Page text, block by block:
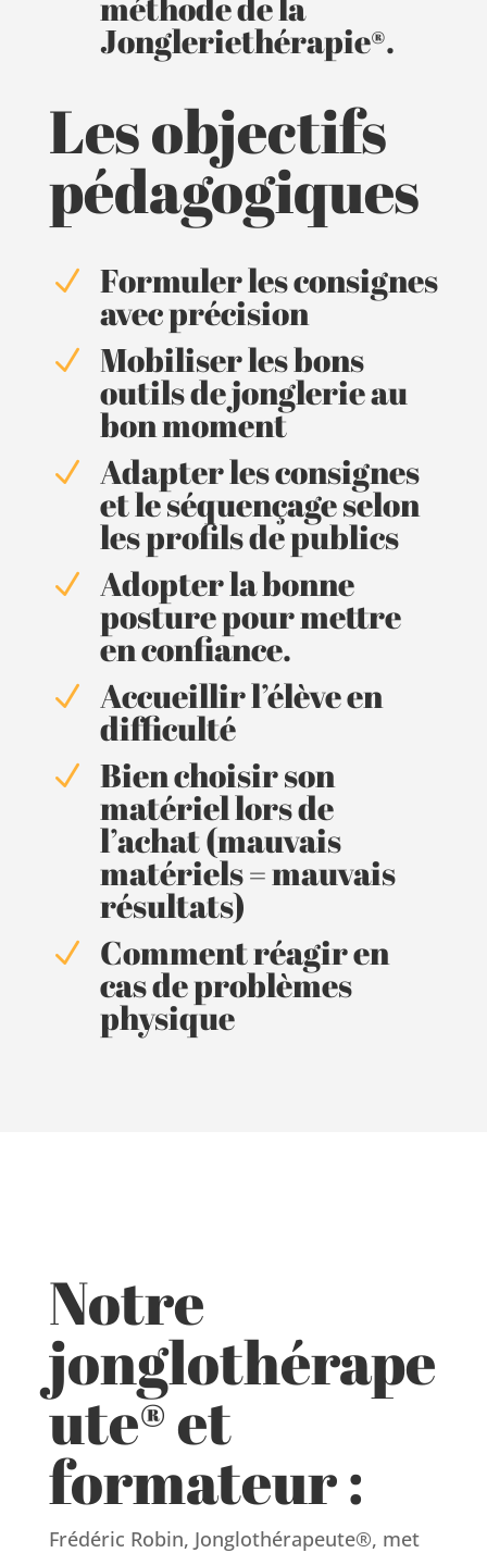
Jongleriethérapie®.
Les objectifs
pédagogiques
N Formuler les consignes
avec précision
N Mobiliser les bons
outils de jonglerie au
bon moment
N Adapter les consignes
et le séquençage selon
les profils de publics
N Adopter la bonne
posture pour mettre
en confiance.
N Accueillir l’élève en
difficulté
N Bien choisir son
matériel lors de
l’achat (mauvais
matériels = mauvais
résultats)
N Comment réagir en
cas de problèmes
physique
Notre
jonglothérape
ute® et
formateur :
Frédéric Robin, Jonglothérapeute®, met